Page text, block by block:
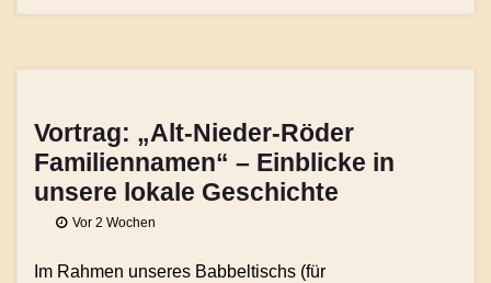
Vortrag: „Alt-Nieder-Röder
Familiennamen“ – Einblicke in
unsere lokale Geschichte
Vor 2 Wochen
Im Rahmen unseres Babbeltischs (für